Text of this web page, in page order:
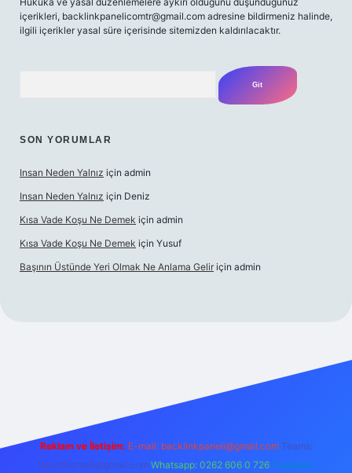
içerikleri, backlinkpanelicomtr@gmail.com adresine bildirmeniz halinde,
ilgili içerikler yasal süre içerisinde sitemizden kaldırılacaktır.
SON YORUMLAR
Insan Neden Yalnız için admin
Insan Neden Yalnız için Deniz
Kısa Vade Koşu Ne Demek için admin
Kısa Vade Koşu Ne Demek için Yusuf
Başının Üstünde Yeri Olmak Ne Anlama Gelir için admin
Reklam ve İletişim: E-mail: backlinkpaneli@gmail.com Teams:
forumhizmeti@gmail.com Whatsapp: 0262 606 0 726 Telegram: